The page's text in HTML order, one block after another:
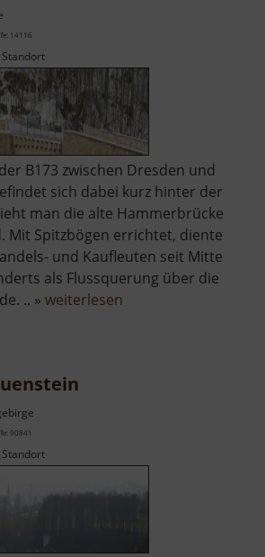
14116
B173 zwischen Dresden und
sich dabei kurz hinter der
man die alte Hammerbrücke
Mit Spitzbögen errichtet, diente
und Kaufleuten seit Mitte
als Flussquerung über die
.. » weiterlesen
90841